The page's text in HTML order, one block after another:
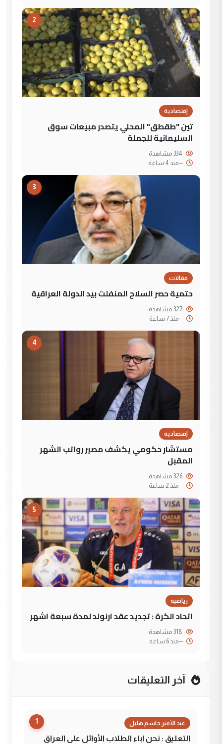
2
إقتصادية
تين "طقطق" المحلي يتصدر مبيعات سوق
السليمانية للجملة
--منذ 4 ساعة
3
مقالات
حتمية حصر السلاح المنفلت بيد الدولة العراقية
--منذ 7 ساعة
4
إقتصادية
مستشار حكومي يكشف مصير رواتب الشهر
المقبل
--منذ 2 ساعة
5
رياضية
اتحاد الكرة : تجديد عقد ارنولد لمدة سبعة اشهر
--منذ 6 ساعة
آخر التعليقات
1 عبد الأمير جاسم هليل
التعليق : نحن اباء الطلاب الأوائل على العراق